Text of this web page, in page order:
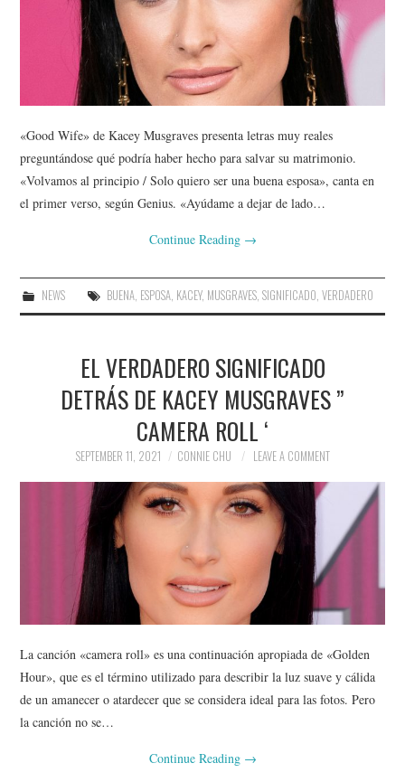
«Good Wife» de Kacey Musgraves presenta letras muy reales
preguntándose qué podría haber hecho para salvar su matrimonio.
«Volvamos al principio / Solo quiero ser una buena esposa», canta en
el primer verso, según Genius. «Ayúdame a dejar de lado…
Continue Reading →
NEWS BUENA, ESPOSA, KACEY, MUSGRAVES, SIGNIFICADO, VERDADERO
EL VERDADERO SIGNIFICADO
DETRÁS DE KACEY MUSGRAVES ”
CAMERA ROLL ‘
SEPTEMBER 11, 2021 CONNIE CHU LEAVE A COMMENT
La canción «camera roll» es una continuación apropiada de «Golden
Hour», que es el término utilizado para describir la luz suave y cálida
de un amanecer o atardecer que se considera ideal para las fotos. Pero
la canción no se…
Continue Reading →